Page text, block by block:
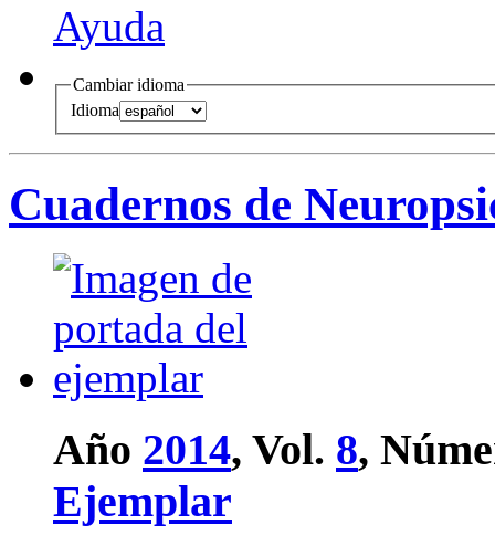
Ayuda
Cambiar idioma
Idioma
Cuadernos de
Año 2014, Vol. 8,
Ejemplar